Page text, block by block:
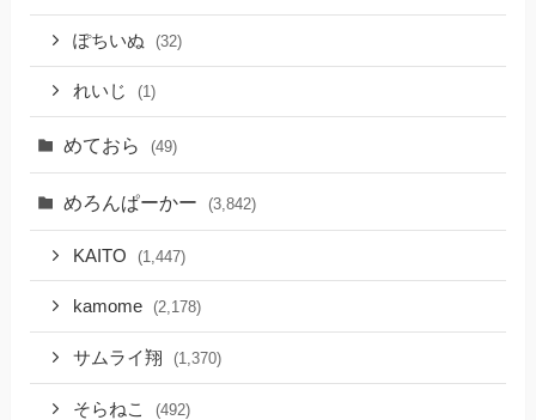
ぽちいぬ (32)
れいじ (1)
めておら (49)
めろんぱーかー (3,842)
KAITO (1,447)
kamome (2,178)
サムライ翔 (1,370)
そらねこ (492)